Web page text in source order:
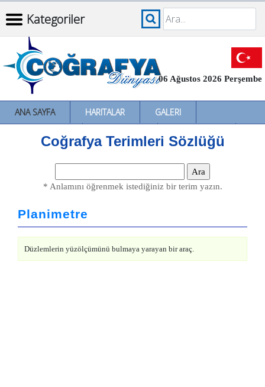
Kategoriler
06 Ağustos 2026 Perşembe
ANA SAYFA HARITALAR
GALERI
İNCELEMELER
SÖZLÜKLER İL İL TÜRKIYE
Coğrafya Terimleri Sözlüğü
* Anlamını öğrenmek istediğiniz bir terim yazın.
Planimetre
Düzlemlerin yüzölçümünü bulmaya yarayan bir araç.